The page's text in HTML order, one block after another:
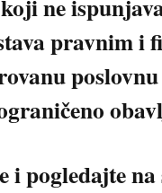
ne
pravnim i
i pogledajte